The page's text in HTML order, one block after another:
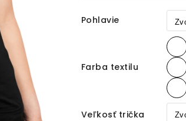
Pohlavie
Farba textilu
Veľkosť trička